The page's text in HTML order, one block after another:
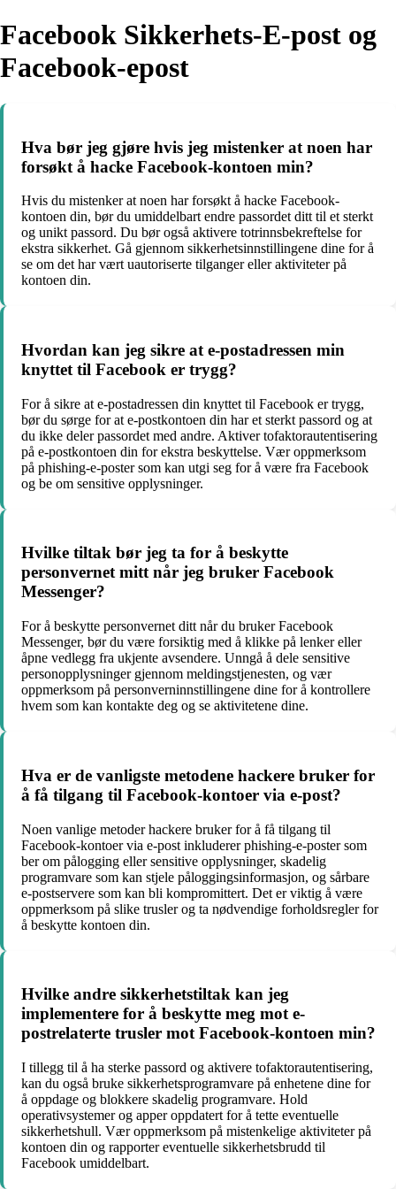
Facebook Sikkerhets-E-post og
Facebook-epost
Hva bør jeg gjøre hvis jeg mistenker at noen har
forsøkt å hacke Facebook-kontoen min?
Hvis du mistenker at noen har forsøkt å hacke Facebook-
kontoen din, bør du umiddelbart endre passordet ditt til et sterkt
og unikt passord. Du bør også aktivere totrinnsbekreftelse for
ekstra sikkerhet. Gå gjennom sikkerhetsinnstillingene dine for å
se om det har vært uautoriserte tilganger eller aktiviteter på
kontoen din.
Hvordan kan jeg sikre at e-postadressen min
knyttet til Facebook er trygg?
For å sikre at e-postadressen din knyttet til Facebook er trygg,
bør du sørge for at e-postkontoen din har et sterkt passord og at
du ikke deler passordet med andre. Aktiver tofaktorautentisering
på e-postkontoen din for ekstra beskyttelse. Vær oppmerksom
på phishing-e-poster som kan utgi seg for å være fra Facebook
og be om sensitive opplysninger.
Hvilke tiltak bør jeg ta for å beskytte
personvernet mitt når jeg bruker Facebook
Messenger?
For å beskytte personvernet ditt når du bruker Facebook
Messenger, bør du være forsiktig med å klikke på lenker eller
åpne vedlegg fra ukjente avsendere. Unngå å dele sensitive
personopplysninger gjennom meldingstjenesten, og vær
oppmerksom på personverninnstillingene dine for å kontrollere
hvem som kan kontakte deg og se aktivitetene dine.
Hva er de vanligste metodene hackere bruker for
å få tilgang til Facebook-kontoer via e-post?
Noen vanlige metoder hackere bruker for å få tilgang til
Facebook-kontoer via e-post inkluderer phishing-e-poster som
ber om pålogging eller sensitive opplysninger, skadelig
programvare som kan stjele påloggingsinformasjon, og sårbare
e-postservere som kan bli kompromittert. Det er viktig å være
oppmerksom på slike trusler og ta nødvendige forholdsregler for
å beskytte kontoen din.
Hvilke andre sikkerhetstiltak kan jeg
implementere for å beskytte meg mot e-
postrelaterte trusler mot Facebook-kontoen min?
I tillegg til å ha sterke passord og aktivere tofaktorautentisering,
kan du også bruke sikkerhetsprogramvare på enhetene dine for
å oppdage og blokkere skadelig programvare. Hold
operativsystemer og apper oppdatert for å tette eventuelle
sikkerhetshull. Vær oppmerksom på mistenkelige aktiviteter på
kontoen din og rapporter eventuelle sikkerhetsbrudd til
Facebook umiddelbart.